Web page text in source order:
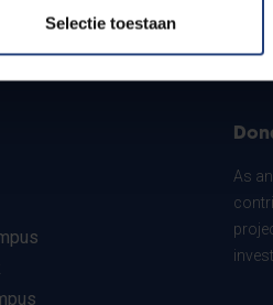
Selectie toestaan
As